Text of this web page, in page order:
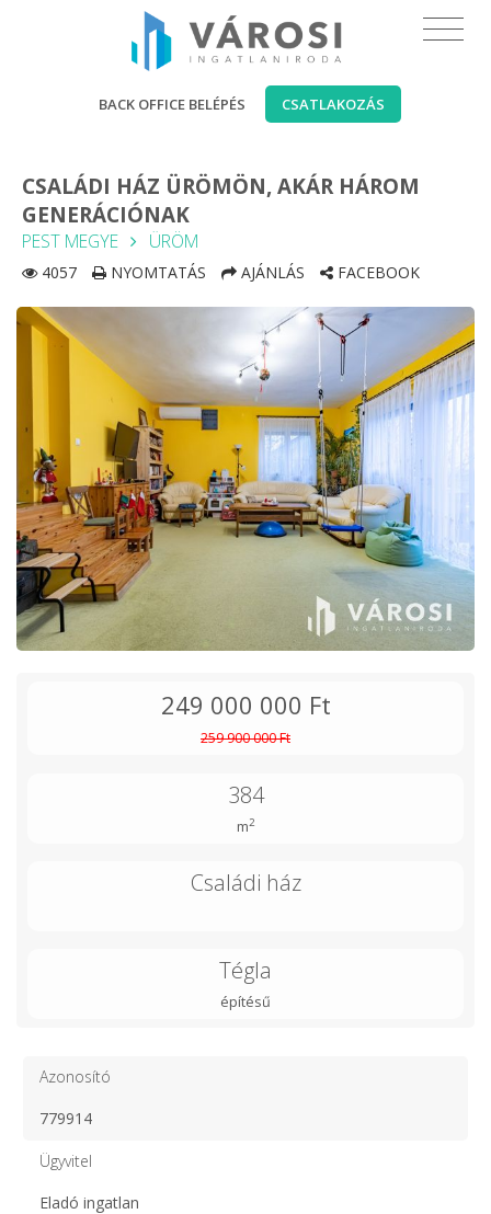
BACK OFFICE BELÉPÉS CSATLAKOZÁS
CSALÁDI HÁZ ÜRÖMÖN, AKÁR HÁROM
GENERÁCIÓNAK
PEST MEGYE ÜRÖM
4057 NYOMTATÁS AJÁNLÁS FACEBOOK
249 000 000 Ft
259 900 000 Ft
384
m2
Családi ház
Tégla
építésű
Azonosító
779914
Ügyvitel
Eladó ingatlan